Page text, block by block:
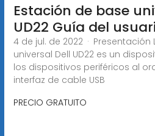
Estación de base
UD22 Guía del
4 de jul. de 2022 ·
universal Dell UD22 es un
los dispositivos periféricos al
interfaz de cable USB
PRECIO GRATUITO